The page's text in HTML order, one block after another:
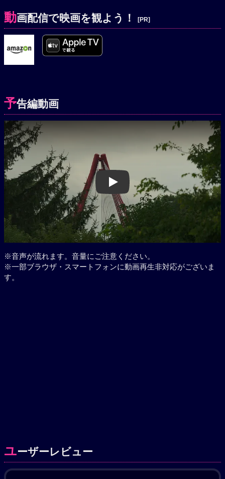
動画配信で映画を観よう！ [PR]
予告編動画
Play
※音声が流れます。音量にご注意ください。
※一部ブラウザ・スマートフォンに動画再生非対応がございま
す。
ユーザーレビュー